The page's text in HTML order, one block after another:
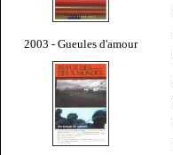
2003 - Gueules d'amour